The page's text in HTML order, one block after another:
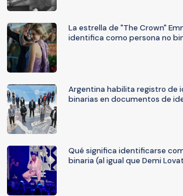
La estrella de "The Crown"
identifica como persona no
Argentina habilita registro de
binarias en documentos de
Qué significa identificarse
binaria (al igual que Demi